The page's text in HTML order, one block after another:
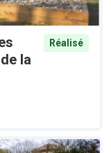
la
Réalisé